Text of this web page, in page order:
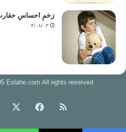
زخمِ احساسِ
۰۴/۰۸/۰۳
Eslahe.com All rights reserved
خوراک فیس